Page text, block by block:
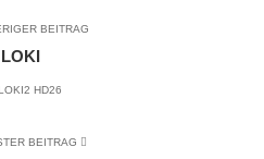
BEITRAG
LOKI
BEITRAG